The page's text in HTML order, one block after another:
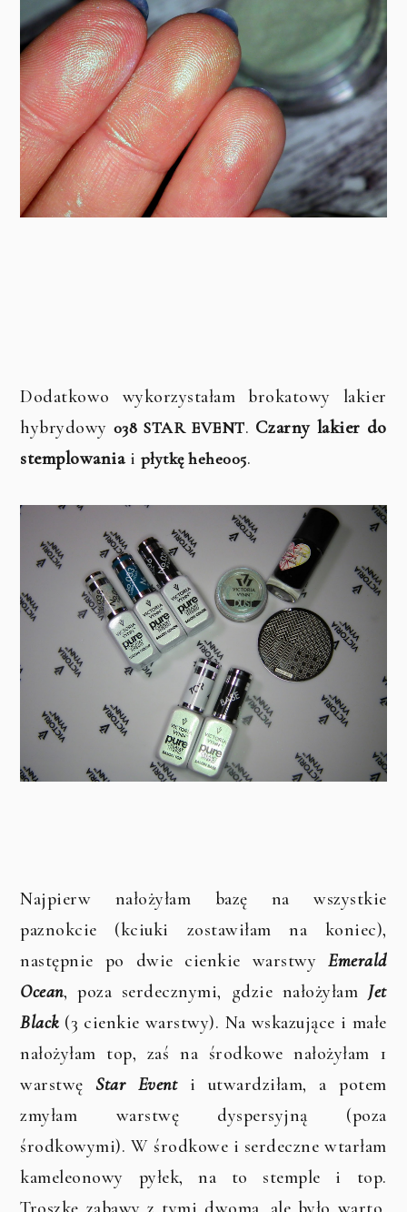
Dodatkowo wykorzystałam brokatowy lakier
hybrydowy 038 STAR EVENT. Czarny lakier do
stemplowaniai płytkę hehe005.
Najpierw nałożyłam bazę na wszystkie
paznokcie (kciuki zostawiłam na koniec),
następnie po dwie cienkie warstwyEmerald
Ocean, poza serdecznymi, gdzie nałożyłam Jet
Black (3 cienkie warstwy). Na wskazujące i małe
nałożyłam top, zaś na środkowe nałożyłam 1
warstwęStar Eventi utwardziłam, a potem
zmyłam warstwę dyspersyjną (poza
środkowymi). W środkowe i serdeczne wtarłam
kameleonowy pyłek, na to stemple i top.